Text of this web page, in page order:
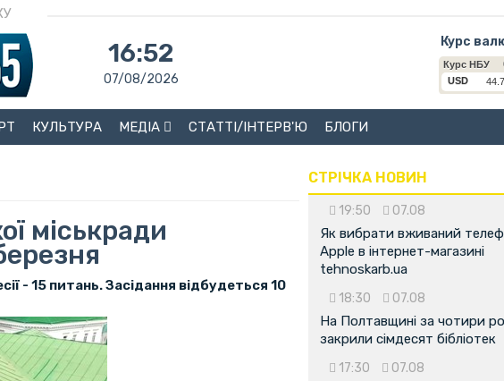
16:52
07/08/2026
Курс
КУЛЬТУРА МЕДІА СТАТТІ/ІНТЕРВ'Ю БЛОГИ
міськради
- 15 питань. Засідання відбудеться 10
СТРІЧКА НОВИН
19:50 07.08
Як вибрати вживаний
Apple в інтернет-магазині
tehnoskarb.ua
18:30 07.08
На Полтавщині за чотири
закрили сімдесят бібліотек
17:30 07.08